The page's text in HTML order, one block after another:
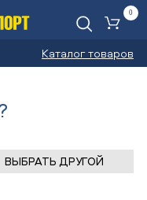
Каталог товаров
0
/
ВЫБРАТЬ ДРУГОЙ